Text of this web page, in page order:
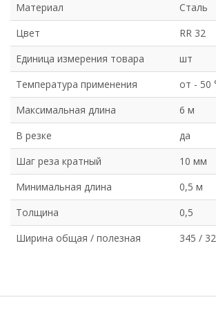
Материал
Сталь
Цвет
RR 32
Единица измерения товара
шт
Температура применения
от - 50
Максимальная длина
6 м
В резке
да
Шаг реза кратный
10 мм
Минимальная длина
0,5 м
Толщина
0,5
Ширина общая / полезная
345 /